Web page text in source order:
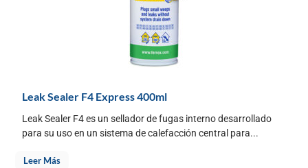
Leak Sealer F4 Express 400ml
Leak Sealer F4 es un sellador de fugas interno desarrollado
para su uso en un sistema de calefacción central para...
Leer Más